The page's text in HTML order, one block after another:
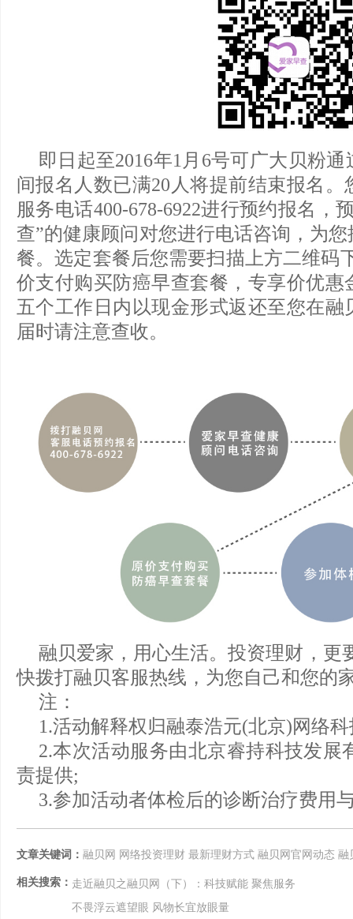
即日起至2016年1月6号可广大贝粉
间报名人数已满20人将提前结束报名
服务电话400-678-6922进行预约报名，
查”的健康顾问对您进行电话咨询，为
餐。选定套餐后您需要扫描上方二维码
价支付购买防癌早查套餐，专享价优惠
五个工作日内以现金形式返还至您在
届时请注意查收。
融贝爱家，用心生活。投资理财，更
快拨打融贝客服热线，为您自己和您的
注：
1.活动解释权归融泰浩元(北京)网络
2.本次活动服务由北京睿持科技发展
责提供;
3.参加活动者体检后的诊断治疗费用
文章关键词： 融贝网 网络投资理财 最新理财方式 融贝网官网动态 融
相关搜索： 走近融贝之融贝网（下）：科技赋能 聚焦服务
不畏浮云遮望眼 风物长宜放眼量